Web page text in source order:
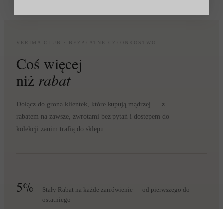
VERIMA CLUB · BEZPŁATNE CZŁONKOSTWO
Coś więcej
niż rabat
Dołącz do grona klientek, które kupują mądrzej — z
rabatem na zawsze, zwrotami bez pytań i dostępem do
kolekcji zanim trafią do sklepu.
5%
Stały Rabat na każde zamówienie — od pierwszego do
ostatniego